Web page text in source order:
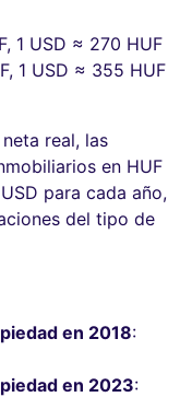
1 USD ≈ 270 HUF
1 USD ≈ 355 HUF
real, las
en HUF
para cada año,
del tipo de
en 2018:
en 2023: